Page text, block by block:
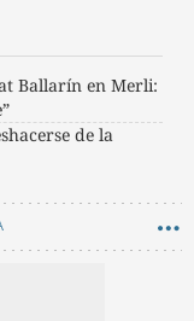
Ballarín en Merli:
de la